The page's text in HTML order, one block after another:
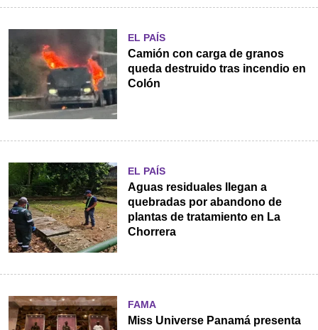
EL PAÍS
Camión con carga de granos
queda destruido tras incendio en
Colón
EL PAÍS
Aguas residuales llegan a
quebradas por abandono de
plantas de tratamiento en La
Chorrera
FAMA
Miss Universe Panamá presenta